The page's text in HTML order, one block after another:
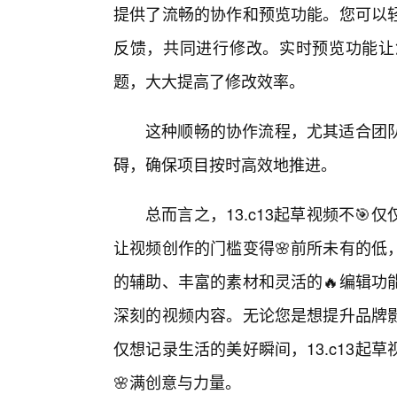
提供了流畅的协作和预览功能。您可
反馈，共同进行修改。实时预览功能
题，大大提高了修改效率。
这种顺畅的协作流程，尤其适合团
碍，确保项目按时高效地推进。
总而言之，13.c13起草视频不🎯
让视频创作的门槛变得🌸前所未有的
的辅助、丰富的素材和灵活的🔥编辑
深刻的视频内容。无论您是想提升品
仅想记录生活的美好瞬间，13.c13起
🌸满创意与力量。